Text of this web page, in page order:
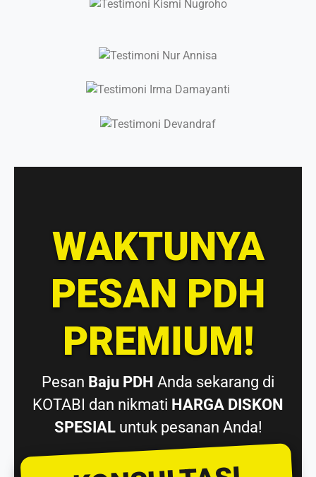
WAKTUNYA
PESAN PDH
PREMIUM!
Pesan Baju PDH Anda sekarang di
KOTABI dan nikmati HARGA DISKON
SPESIALuntuk pesanan Anda!